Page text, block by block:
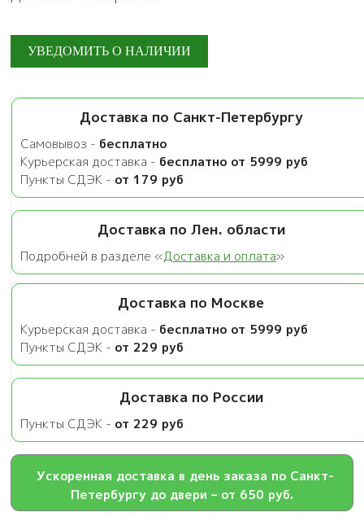
Доставка по Санкт-Петербургу
Самовывоз - бесплатно
Курьерская доставка - бесплатно от 5999 руб
Пункты СДЭК - от 179 руб
Доставка по Лен. области
Подробней в разделе «Доставка и оплата»
Доставка по Москве
Курьерская доставка - бесплатно от 5999 руб
Пункты СДЭК - от 229 руб
Доставка по России
Пункты СДЭК - от 229 руб
Ускоренная доставка в день заказа по Санкт-
Петербургу до двери – от 650 руб.